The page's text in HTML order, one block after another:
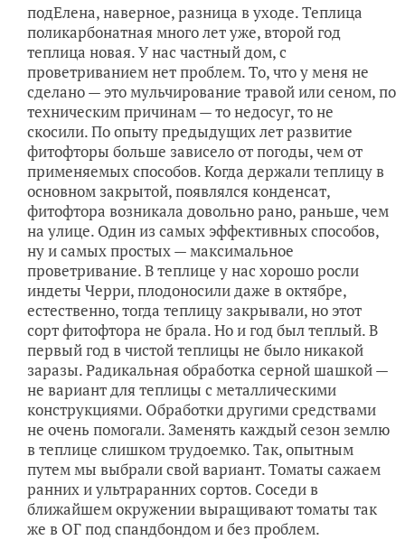
подЕлена, наверное, разница в уходе. Теплица
поликарбонатная много лет уже, второй год
теплица новая. У нас частный дом, с
проветриванием нет проблем. То, что у меня не
сделано — это мульчирование травой или сеном, по
техническим причинам — то недосуг, то не
скосили. По опыту предыдущих лет развитие
фитофторы больше зависело от погоды, чем от
применяемых способов. Когда держали теплицу в
основном закрытой, появлялся конденсат,
фитофтора возникала довольно рано, раньше, чем
на улице. Один из самых эффективных способов,
ну и самых простых — максимальное
проветривание. В теплице у нас хорошо росли
индеты Черри, плодоносили даже в октябре,
естественно, тогда теплицу закрывали, но этот
сорт фитофтора не брала. Но и год был теплый. В
первый год в чистой теплицы не было никакой
заразы. Радикальная обработка серной шашкой —
не вариант для теплицы с металлическими
конструкциями. Обработки другими средствами
не очень помогали. Заменять каждый сезон землю
в теплице слишком трудоемко. Так, опытным
путем мы выбрали свой вариант. Томаты сажаем
ранних и ультраранних сортов. Соседи в
ближайшем окружении выращивают томаты так
же в ОГ под спандбондом и без проблем.